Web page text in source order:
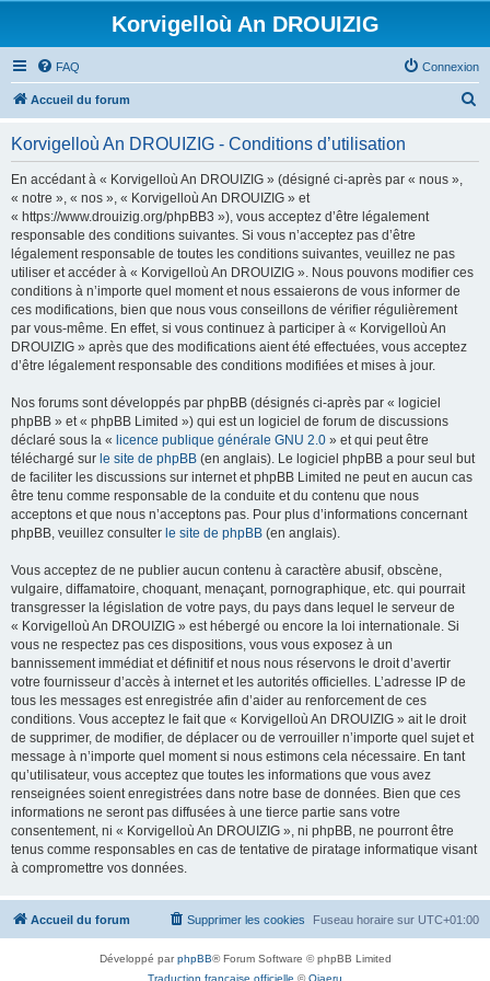
Korvigelloù An DROUIZIG
FAQ Connexion
Accueil du forum
Korvigelloù An DROUIZIG - Conditions d’utilisation
En accédant à « Korvigelloù An DROUIZIG » (désigné ci-après par « nous »,
« notre », « nos », « Korvigelloù An DROUIZIG » et
« https://www.drouizig.org/phpBB3 »), vous acceptez d’être légalement
responsable des conditions suivantes. Si vous n’acceptez pas d’être
légalement responsable de toutes les conditions suivantes, veuillez ne pas
utiliser et accéder à « Korvigelloù An DROUIZIG ». Nous pouvons modifier ces
conditions à n’importe quel moment et nous essaierons de vous informer de
ces modifications, bien que nous vous conseillons de vérifier régulièrement
par vous-même. En effet, si vous continuez à participer à « Korvigelloù An
DROUIZIG » après que des modifications aient été effectuées, vous acceptez
d’être légalement responsable des conditions modifiées et mises à jour.
Nos forums sont développés par phpBB (désignés ci-après par « logiciel
phpBB » et « phpBB Limited ») qui est un logiciel de forum de discussions
déclaré sous la « licence publique générale GNU 2.0 » et qui peut être
téléchargé sur le site de phpBB (en anglais). Le logiciel phpBB a pour seul but
de faciliter les discussions sur internet et phpBB Limited ne peut en aucun cas
être tenu comme responsable de la conduite et du contenu que nous
acceptons et que nous n’acceptons pas. Pour plus d’informations concernant
phpBB, veuillez consulter le site de phpBB (en anglais).
Vous acceptez de ne publier aucun contenu à caractère abusif, obscène,
vulgaire, diffamatoire, choquant, menaçant, pornographique, etc. qui pourrait
transgresser la législation de votre pays, du pays dans lequel le serveur de
« Korvigelloù An DROUIZIG » est hébergé ou encore la loi internationale. Si
vous ne respectez pas ces dispositions, vous vous exposez à un
bannissement immédiat et définitif et nous nous réservons le droit d’avertir
votre fournisseur d’accès à internet et les autorités officielles. L’adresse IP de
tous les messages est enregistrée afin d’aider au renforcement de ces
conditions. Vous acceptez le fait que « Korvigelloù An DROUIZIG » ait le droit
de supprimer, de modifier, de déplacer ou de verrouiller n’importe quel sujet et
message à n’importe quel moment si nous estimons cela nécessaire. En tant
qu’utilisateur, vous acceptez que toutes les informations que vous avez
renseignées soient enregistrées dans notre base de données. Bien que ces
informations ne seront pas diffusées à une tierce partie sans votre
consentement, ni « Korvigelloù An DROUIZIG », ni phpBB, ne pourront être
tenus comme responsables en cas de tentative de piratage informatique visant
à compromettre vos données.
Accueil du forum Fuseau horaire sur UTC+01:00
Supprimer les cookies
Développé parphpBB® Forum Software © phpBB Limited
Traduction française officielle ©Qiaeru